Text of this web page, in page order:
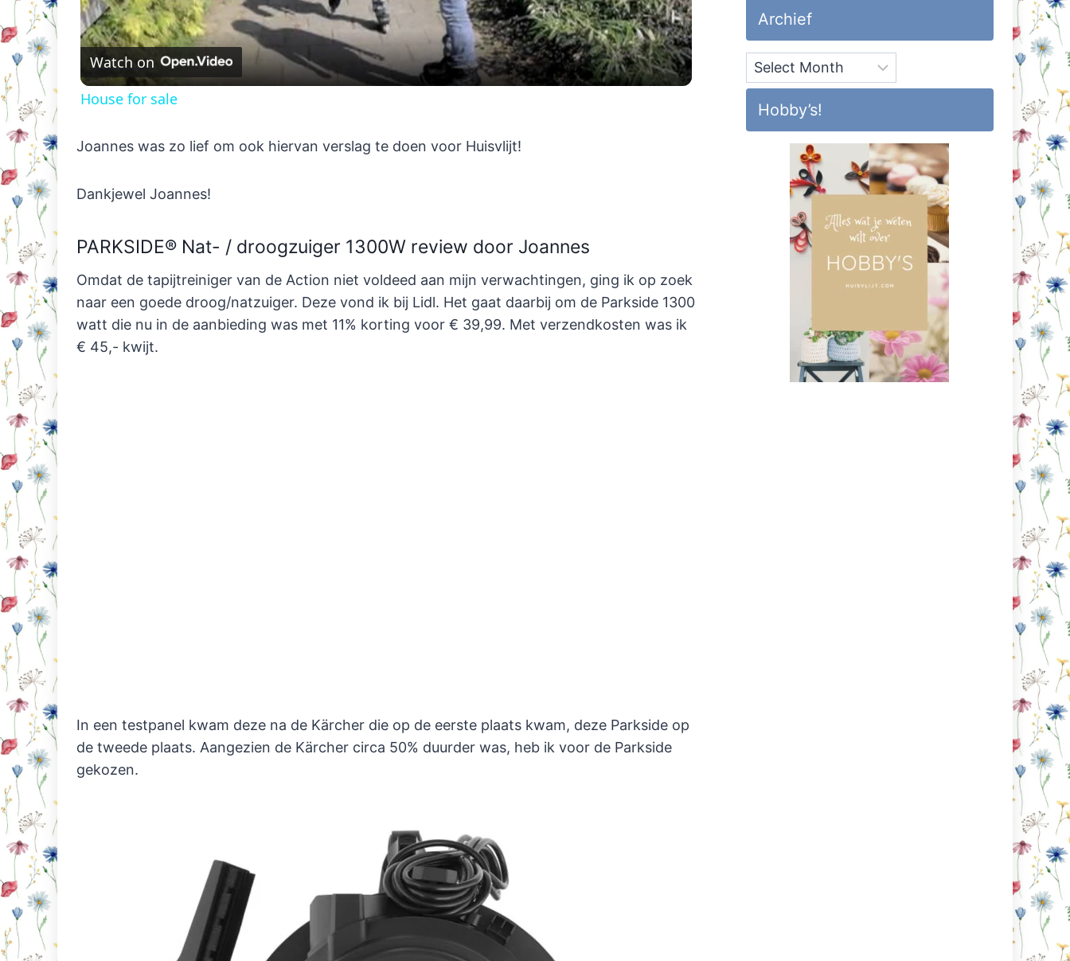
Watch on
House for sale
Joannes was zo lief om ook hiervan verslag te doen voor Huisvlijt!
Dankjewel Joannes!
PARKSIDE® Nat- / droogzuiger 1300W review door Joannes
Omdat de tapijtreiniger van de Action niet voldeed aan mijn verwachtingen, ging ik op zoek
naar een goede droog/natzuiger. Deze vond ik bij Lidl. Het gaat daarbij om de Parkside 1300
watt die nu in de aanbieding was met 11% korting voor € 39,99. Met verzendkosten was ik
€ 45,- kwijt.
In een testpanel kwam deze na de Kärcher die op de eerste plaats kwam, deze Parkside op
de tweede plaats. Aangezien de Kärcher circa 50% duurder was, heb ik voor de Parkside
gekozen.
Archief
Archief
Hobby’s!